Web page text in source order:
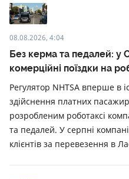
08.08.2026, 4:04
Без керма та педалей:
комерційні поїздки на
Регулятор NHTSA вперше в
здійснення платних
розробленим роботаксі
та педалей. У серпні
клієнтів за перевезення в